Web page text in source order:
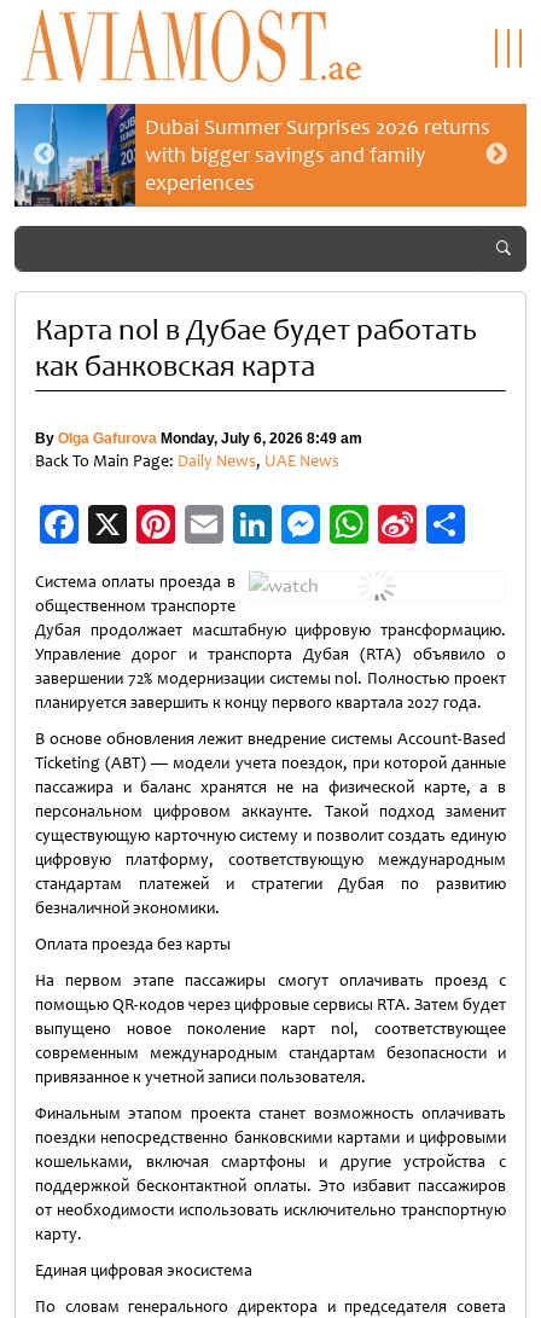
Dubai Summer Surprises 2026 returns
with bigger savings and family
experiences
Карта nol в Дубае будет работать
как банковская карта
By Olga Gafurova Monday, July 6, 2026 8:49 am
Back To Main Page: Daily News, UAE News
Facebook
X Pinterest
EmailLinkedIn
Messenger
WhatsApp
Sina
Система оплаты проезда в
общественном транспорте
Дубая продолжает масштабную цифровую трансформацию.
Управление дорог и транспорта Дубая (RTA) объявило о
завершении 72% модернизации системы nol. Полностью проект
планируется завершить к концу первого квартала 2027 года.
В основе обновления лежит внедрение системы Account-Based
Ticketing (ABT) — модели учета поездок, при которой данные
пассажира и баланс хранятся не на физической карте, а в
персональном цифровом аккаунте. Такой подход заменит
существующую карточную систему и позволит создать единую
цифровую платформу, соответствующую международным
стандартам платежей и стратегии Дубая по развитию
безналичной экономики.
Оплата проезда без карты
На первом этапе пассажиры смогут оплачивать проезд с
помощью QR-кодов через цифровые сервисы RTA. Затем будет
выпущено новое поколение карт nol, соответствующее
современным международным стандартам безопасности и
привязанное к учетной записи пользователя.
Финальным этапом проекта станет возможность оплачивать
поездки непосредственно банковскими картами и цифровыми
кошельками, включая смартфоны и другие устройства с
поддержкой бесконтактной оплаты. Это избавит пассажиров
от необходимости использовать исключительно транспортную
карту.
Единая цифровая экосистема
По словам генерального директора и председателя совета